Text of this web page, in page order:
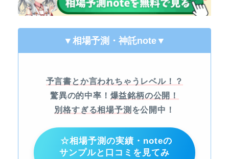
▼相場予測・神託note ▼
予言書とか言われちゃうレベル！？
驚異の的中率！ 爆益銘柄の公開！
別格すぎる相場予測 を公開中！
☆相場予測の実績・noteの
サンプルと口コミを見てみ